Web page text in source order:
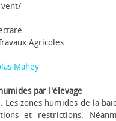
Agricoles
Mahey
par l'élevage
Les zones humides de la
et restrictions.